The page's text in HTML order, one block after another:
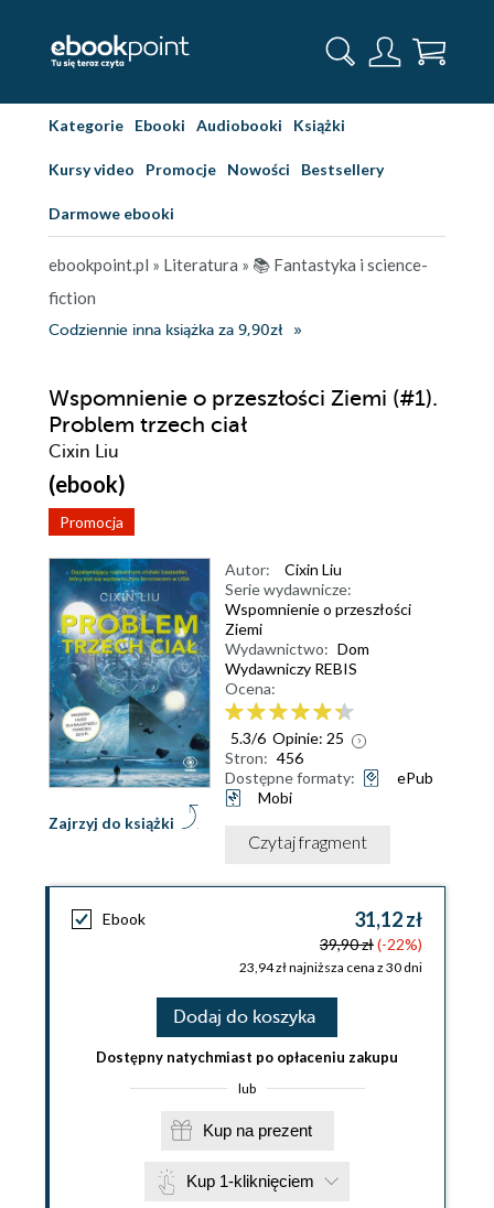
Kategorie Ebooki Audiobooki Książki
Kursy video Promocje Nowości Bestsellery
Darmowe ebooki
ebookpoint.pl » Literatura » 📚 Fantastyka i science-
fiction
Codziennie inna książka za 9,90zł
Wspomnienie o przeszłości Ziemi (#1).
Problem trzech ciał
Cixin Liu
(ebook)
Promocja
Zajrzyj do książki
Autor:
Cixin Liu
Serie wydawnicze:
Wspomnienie o przeszłości
Ziemi
Wydawnictwo: Dom
Wydawniczy REBIS
Ocena:
5.3/6 Opinie: 25
Stron: 456
Dostępne formaty:
ePub
Mobi
Czytaj fragment
Ebook 31,12 zł
39,90 zł(-22%)
23,94 zł najniższa cena z 30 dni
Dodaj do koszyka
Dostępny natychmiast po opłaceniu zakupu
lub
Kup na prezent
Kup 1-kliknięciem